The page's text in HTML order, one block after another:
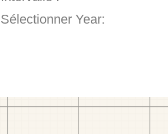
Sélectionner Year: